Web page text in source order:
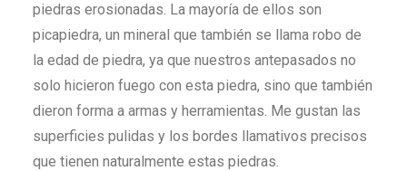
piedras erosionadas. La mayoría de ellos son
picapiedra, un mineral que también se llama robo de
la edad de piedra, ya que nuestros antepasados ​​no
solo hicieron fuego con esta piedra, sino que también
dieron forma a armas y herramientas. Me gustan las
superficies pulidas y los bordes llamativos precisos
que tienen naturalmente estas piedras.